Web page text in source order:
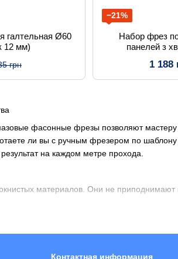
фасонные фрезы позволяют
ли вы с ручным фрезером по шаблону
на каждом метре прохода.
материалов. Они не приподнимают
галтельная Ø60
12 мм)
грн
−21%
Набор фрез
панелей з
1 188
Контактная информация